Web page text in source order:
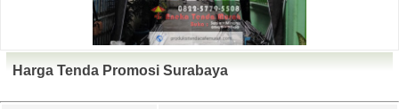
Harga Tenda Promosi Surabaya